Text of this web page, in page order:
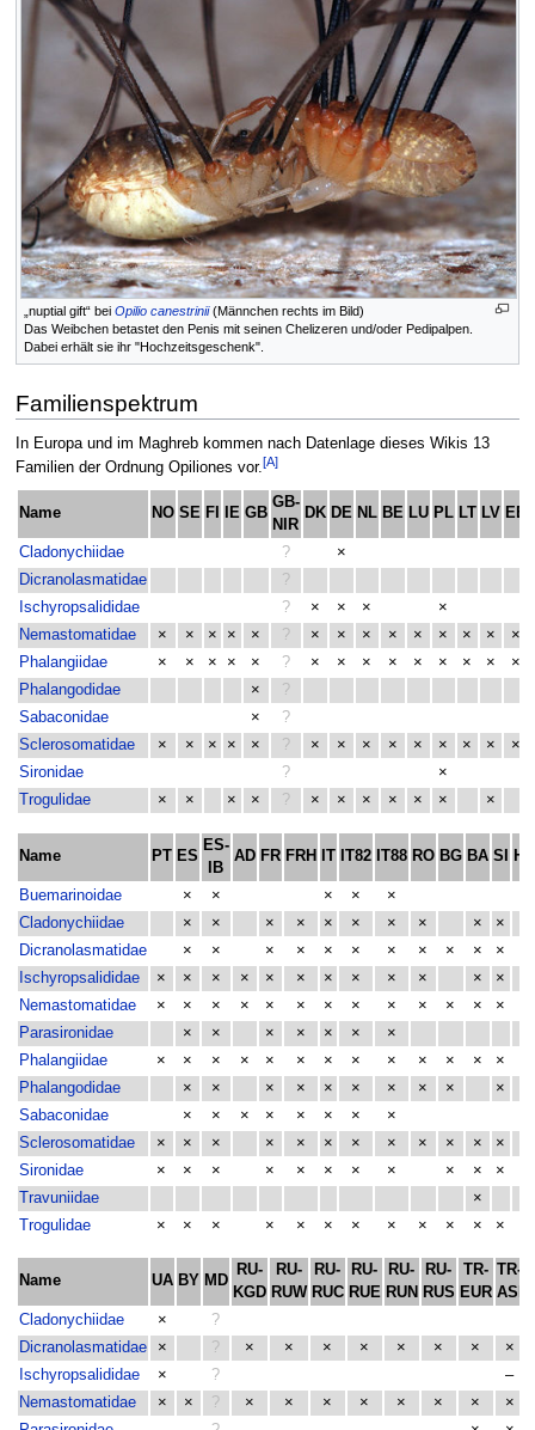
„nuptial gift“ bei Opilio canestrinii(Männchen rechts im Bild)
Das Weibchen betastet den Penis mit seinen Chelizeren und/oder Pedipalpen.
Dabei erhält sie ihr "Hochzeitsgeschenk".
Familienspektrum
In Europa und im Maghreb kommen nach Datenlage dieses Wikis 13
Familien der Ordnung Opiliones vor.[A]
Name NO SE FI IE GB
GB-
NIR
DK DE NL BE LU PL LT LV EE
Cladonychiidae ?
×
Dicranolasmatidae
?
Ischyropsalididae
? × × ×
×
Nemastomatidae
× × × × × ? × × × × × × × ×
×
Phalangiidae
× × × × × ? × × × × × × × ×
×
Phalangodidae
×
?
Sabaconidae
×
?
Sclerosomatidae
× × × × × ? × × × × × × × ×
×
Sironidae
?
×
Trogulidae
× × × × ? × × × × × × ×
Name PT ES
ES-
IB
AD FR FRH IT IT82 IT88 RO BG BA SI HR
Buemarinoidae × × × ×
×
Cladonychiidae
× × × × × × × × ×
×
Dicranolasmatidae
× × × × × × × × × × ×
Ischyropsalididae
× × × × × × × × × × × ×
Nemastomatidae
× × × × × × × × × × × × ×
Parasironidae
× × × × × ×
×
Phalangiidae
× × × × × × × × × × × × ×
Phalangodidae
× × × × × × × × × ×
Sabaconidae
× × × × × × ×
×
Sclerosomatidae
× × × × × × × × × × × ×
Sironidae
× × × × × × × × × × ×
Travuniidae
×
Trogulidae
× × × × × × × × × × × ×
Name UA BY MD
RU-
KGD
RU-
RUW
RU-
RUC
RU-
RUE
RU-
RUN
RU-
RUS
TR-
EUR
TR-
ASI
Cladonychiidae ×
?
Dicranolasmatidae
× ? × × × × × × ×
×
Ischyropsalididae
× ?
–
Nemastomatidae
× × ? × × × × × × × ×